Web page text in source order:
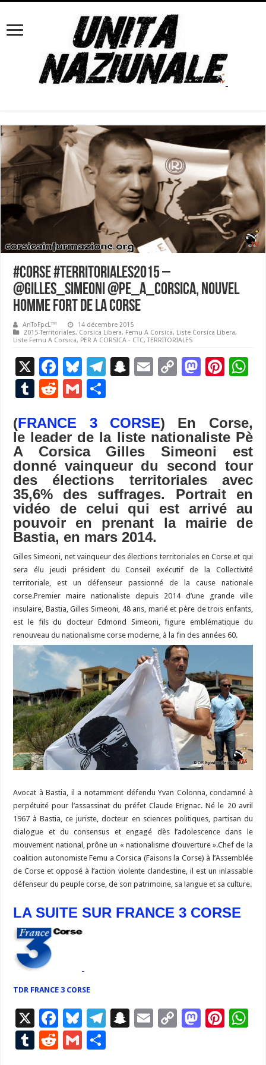
#Corse #Territoriales2015 –
@Gilles_Simeoni @Pe_A_Corsica, nouvel
homme fort de la Corse
AnToFpcL™
14 décembre 2015
2015-Territoriales, Corsica Libera, Femu A Corsica, Liste Corsica Libera,
Liste Femu A Corsica, PER A CORSICA - CTC,TERRITORIALES
X
F
ac
e
b
o
o
k
Bl
u
es
ky
T
gr
a
m
S
p
c
h
at
E
l
C
y
Li
n
k
M
d
o
n
Pi
es
t
p
p
T
m
bl
r
R
d
di
t
G
ai
l
ta
g
er
(FRANCE 3 CORSE) En Corse,
le leader de la liste nationaliste Pè
A Corsica Gilles Simeoni est
donné vainqueur du second tour
des élections territoriales avec
35,6% des suffrages. Portrait en
vidéo de celui qui est arrivé au
pouvoir en prenant la mairie de
Bastia, en mars 2014.
Gilles Simeoni, net vainqueur des élections territoriales en Corse et qui
sera élu jeudi président du Conseil exécutif de la Collectivité
territoriale, est un défenseur passionné de la cause nationale
corse.Premier maire nationaliste depuis 2014 d’une grande ville
insulaire, Bastia, Gilles Simeoni, 48 ans, marié et père de trois enfants,
est le fils du docteur Edmond Simeoni, figure emblématique du
renouveau du nationalisme corse moderne, à la fin des années 60.
Avocat à Bastia, il a notamment défendu Yvan Colonna, condamné à
perpétuité pour l’assassinat du préfet Claude Erignac. Né le 20 avril
1967 à Bastia, ce juriste, docteur en sciences politiques, partisan du
dialogue et du consensus et engagé dès l’adolescence dans le
mouvement national, prône un « nationalisme d’ouverture ».Chef de la
coalition autonomiste Femu a Corsica (Faisons la Corse) à l’Assemblée
de Corse et opposé à l’action violente clandestine, il est un inlassable
défenseur du peuple corse, de son patrimoine, sa langue et sa culture.
LA SUITE SUR FRANCE 3 CORSE
TDR FRANCE 3 CORSE
X
F
ac
e
Bl
u
es
T
S
E
C
M Pi
T
R
G